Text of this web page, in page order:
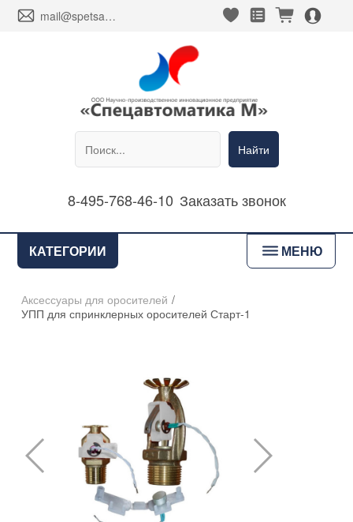
envelope mail@spetsavtomatika-m.ru heart_fill square_favorites_fill cart_fill person_alt_circle_fill
Найти
8-495-768-46-10 Заказать звонок
КАТЕГОРИИ bars МЕНЮ
Аксессуары для оросителей /
УПП для спринклерных оросителей Старт-1